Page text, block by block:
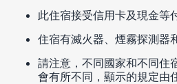
此住宿接受信用卡及現金等
住宿有滅火器、煙霧探測器
請注意，不同國家和不同住
會有所不同，顯示的規定由